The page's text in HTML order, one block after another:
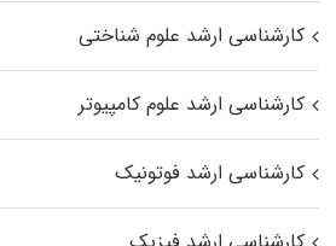
کارشناسی ارشد علوم شناختی
کارشناسی ارشد علوم کامپیوتر
کارشناسی ارشد فوتونیک